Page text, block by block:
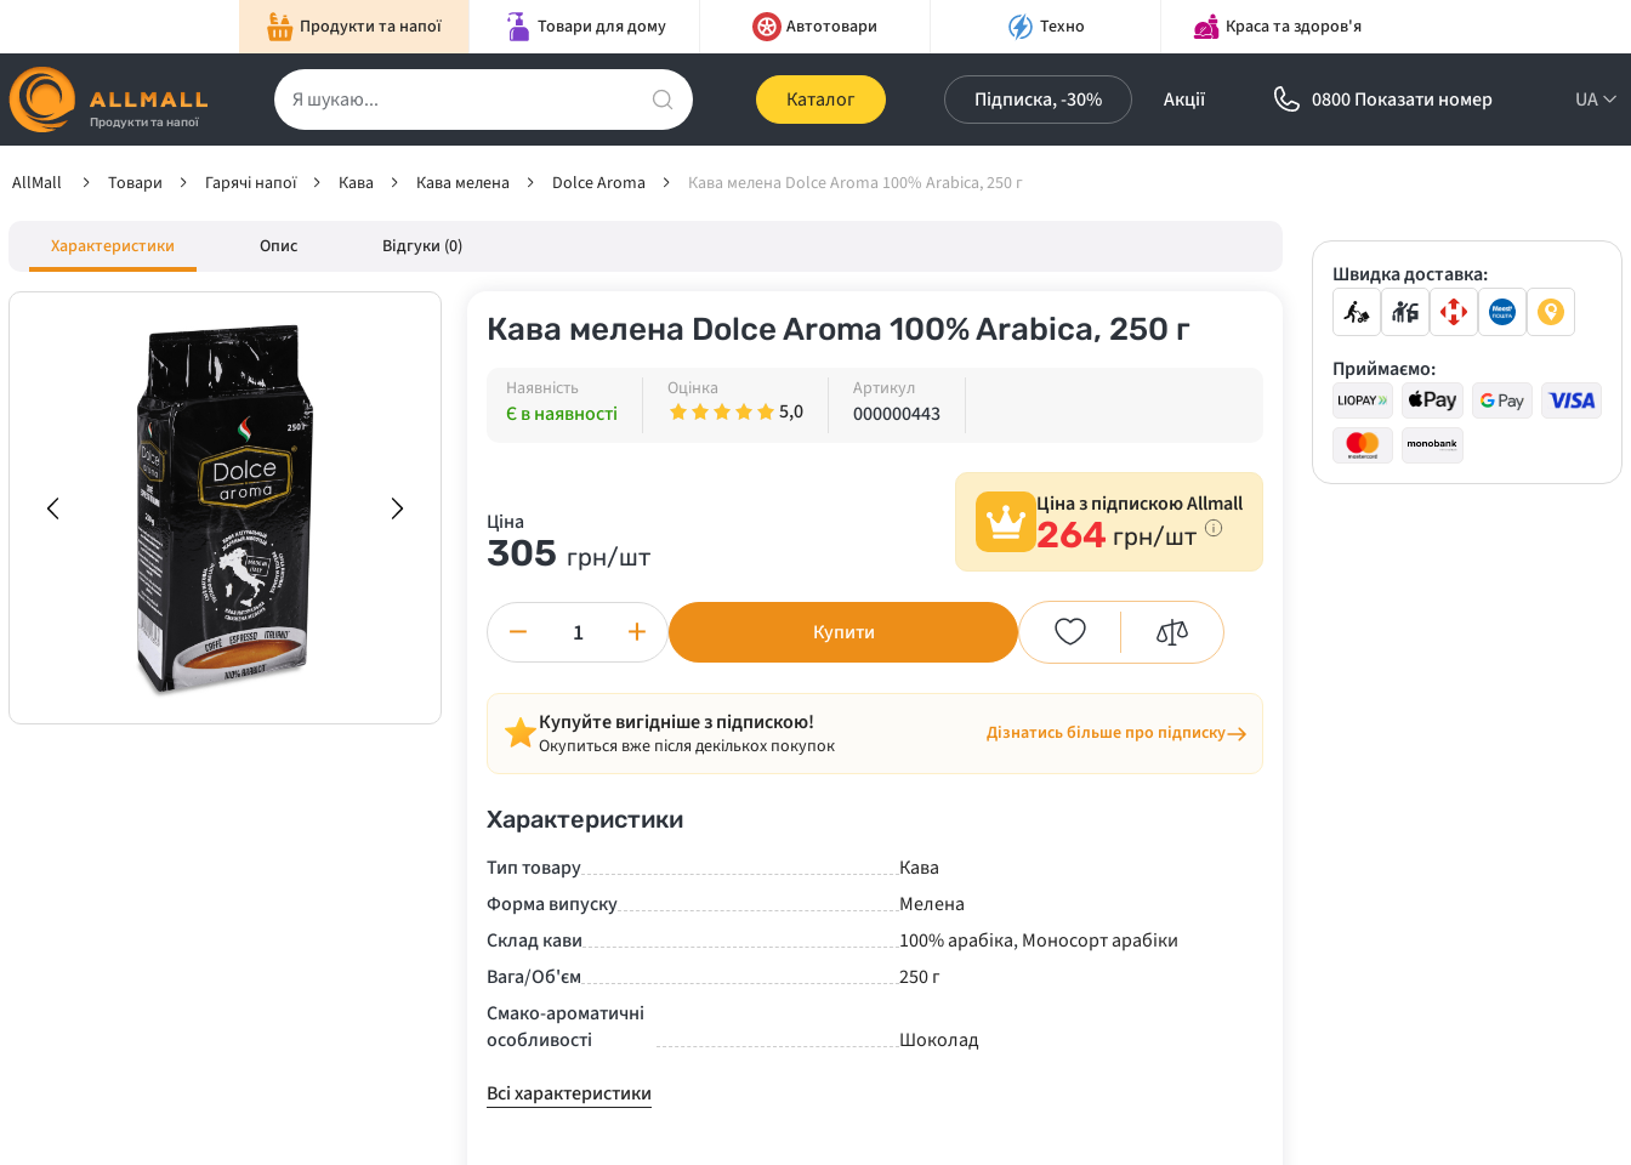
Продукти та напої Товари для дому Автотовари Техно Краса та здоров'я
Продукти та напої
Каталог Підписка, -30% Акції 0800 Показати номер UA
AllMall Товари Гарячі напої Кава Кава мелена Dolce Aroma Кава мелена Dolce Aroma 100% Arabica, 250 г
Характеристики Опис Відгуки (0)
Кава мелена Dolce Aroma 100% Arabica, 250 г
Наявність
Є в наявності
Оцінка
5,0
Артикул
000000443
Ціна
305 грн/шт
Ціна з підпискою Allmall
264 грн/шт
− + Купити
Купуйте вигідніше з підпискою!
Окупиться вже після декількох покупок
Дізнатись більше про підписку
Характеристики
Тип товару
Кава
Форма випуску
Мелена
Склад кави
100% арабіка,Моносорт арабіки
Вага/Об'єм
250 г
Смако-ароматичні
особливості
Шоколад
Всі характеристики
Знижки до -30%
Швидка доставка:
Приймаємо: